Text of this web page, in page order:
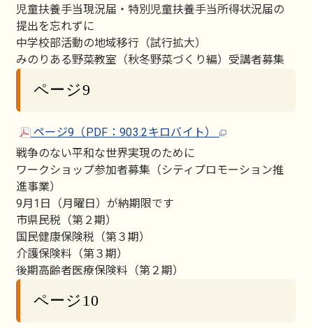
児童扶養手当現況届・特別児童扶養手当所得状況届の
提出を忘れずに
中学校部活動の地域移行（試行拡大）
みのりある野菜教室（秋冬野菜づくり編）受講者募集
ページ9
ページ9（PDF：903.2キロバイト）
戦争のない平和な世界実現のために
ワークショップ参加者募集（シティプロモーション推
進事業）
9月1日（月曜日）が納期限です
市県民税（第２期）
国民健康保険税（第３期）
介護保険料（第３期）
後期高齢者医療保険料（第２期）
ページ10